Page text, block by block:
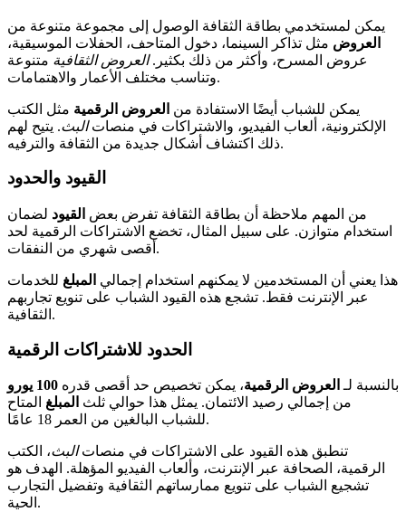
يمكن لمستخدمي بطاقة الثقافة الوصول إلى مجموعة متنوعة من
العروض مثل تذاكر السينما، دخول المتاحف، الحفلات الموسيقية،
عروض المسرح، وأكثر من ذلك بكثير.العروض الثقافية متنوعة
وتناسب مختلف الأعمار والاهتمامات.
يمكن للشباب أيضًا الاستفادة من العروض الرقمية مثل الكتب
الإلكترونية، ألعاب الفيديو، والاشتراكات في منصاتالبث. يتيح لهم
ذلك اكتشاف أشكال جديدة من الثقافة والترفيه.
القيود والحدود
من المهم ملاحظة أن بطاقة الثقافة تفرض بعض القيود لضمان
استخدام متوازن. على سبيل المثال، تخضع الاشتراكات الرقمية لحد
أقصى شهري من النفقات.
هذا يعني أن المستخدمين لا يمكنهم استخدام إجمالي المبلغ للخدمات
عبر الإنترنت فقط. تشجع هذه القيود الشباب على تنويع تجاربهم
الثقافية.
الحدود للاشتراكات الرقمية
بالنسبة لـ العروض الرقمية، يمكن تخصيص حد أقصى قدره 100 يورو
من إجمالي رصيد الائتمان. يمثل هذا حوالي ثلث المبلغ المتاح
للشباب البالغين من العمر 18 عامًا.
تنطبق هذه القيود على الاشتراكات في منصاتالبث، الكتب
الرقمية، الصحافة عبر الإنترنت، وألعاب الفيديو المؤهلة. الهدف هو
تشجيع الشباب على تنويع ممارساتهم الثقافية وتفضيل التجارب
الحية.